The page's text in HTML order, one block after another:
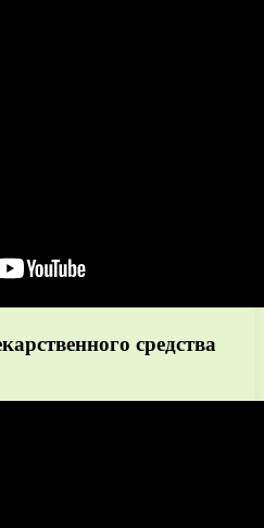
средства